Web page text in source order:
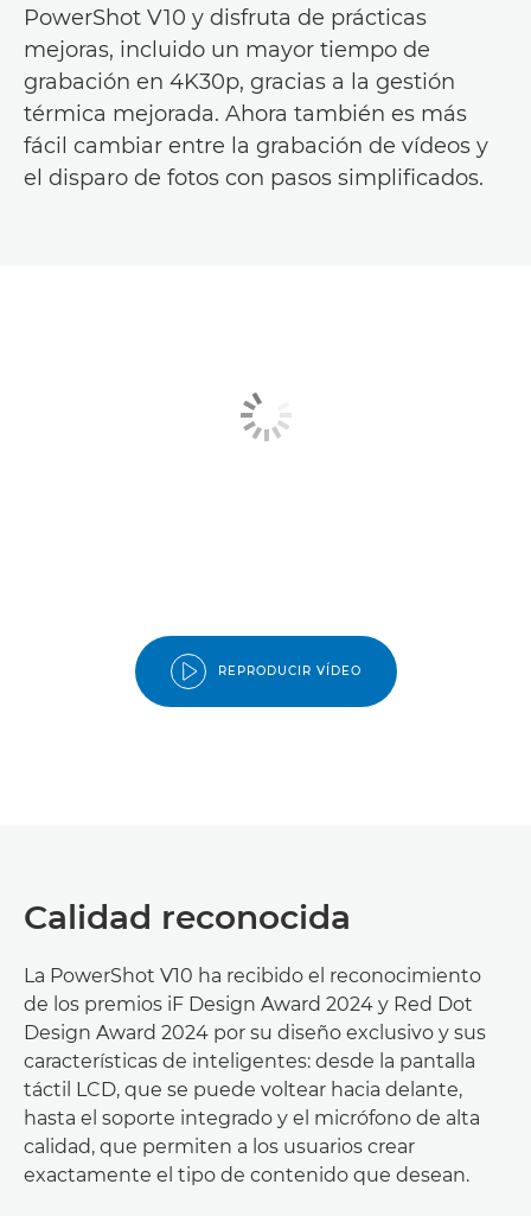
PowerShot V10 y disfruta de prácticas
mejoras, incluido un mayor tiempo de
grabación en 4K30p, gracias a la gestión
térmica mejorada. Ahora también es más
fácil cambiar entre la grabación de vídeos y
el disparo de fotos con pasos simplificados.
REPRODUCIR VÍDEO
Calidad reconocida
La PowerShot V10 ha recibido el reconocimiento
de los premios iF Design Award 2024 y Red Dot
Design Award 2024 por su diseño exclusivo y sus
características de inteligentes: desde la pantalla
táctil LCD, que se puede voltear hacia delante,
hasta el soporte integrado y el micrófono de alta
calidad, que permiten a los usuarios crear
exactamente el tipo de contenido que desean.